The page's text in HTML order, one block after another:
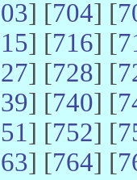
] [704] [
] [716] [
] [728] [
] [740] [
] [752] [
] [764] [